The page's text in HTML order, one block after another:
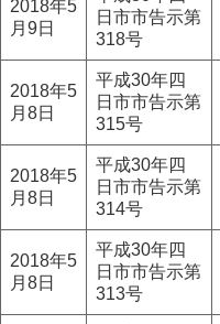
2018年5
月9日
日市市告示第
318号
2018年5
月8日
平成30年四
日市市告示第
315号
2018年5
月8日
平成30年四
日市市告示第
314号
2018年5
月8日
平成30年四
日市市告示第
313号